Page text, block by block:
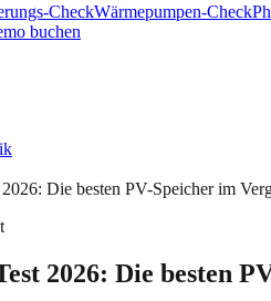
CheckWärmepumpen-Check
buchen
Die besten PV-Speicher im
2026: Die besten